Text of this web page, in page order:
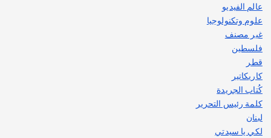
عالم الفيديو
علوم وتكنولوجيا
غير مصنف
فلسطين
قطر
كاريكاتير
كُتاب الجريدة
كلمة رئيس التحرير
لبنان
لكي يا سيدتي